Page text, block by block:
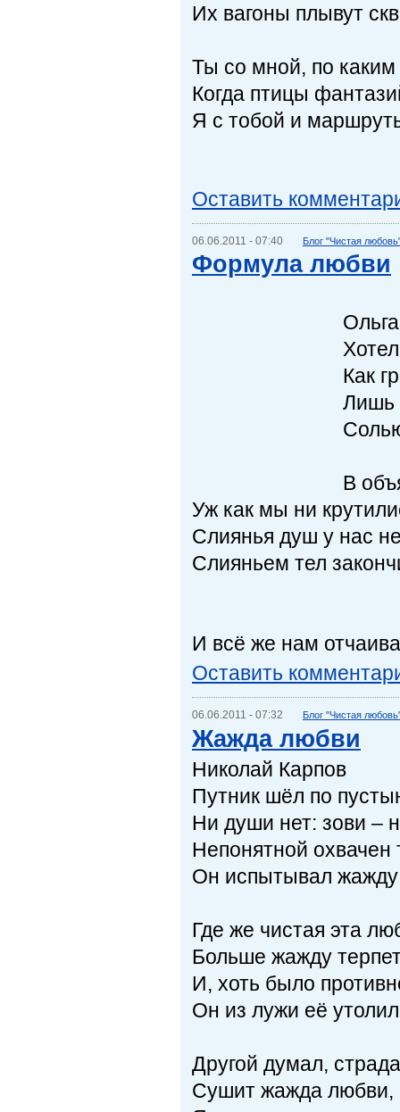
Их вагоны плывут
Ты со мной, по каким
Когда птицы
Я с тобой и
Оставить
06.06.2011 - 07:40 Блог "Чистая
Формула любви
Как
Лишь
В
Уж как мы ни
Слиянья душ у нас
Слияньем тел
И всё же нам
Оставить
06.06.2011 - 07:32 Блог "Чистая
Жажда любви
Николай Карпов
Путник шёл по
Ни души нет: зови –
Непонятной охвачен
Он испытывал
Где же чистая эта
Больше жажду
И, хоть было
Он из лужи её
Другой думал,
Сушит жажда любви,